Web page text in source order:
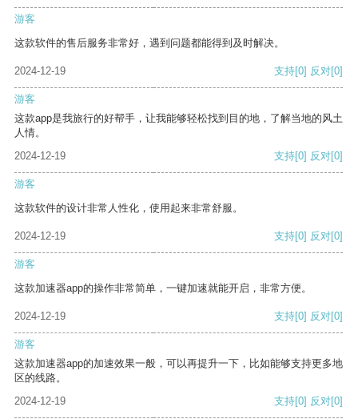
游客
这款软件的售后服务非常好，遇到问题都能得到及时解决。
2024-12-19 支持[0] 反对[0]
游客
这款app是我旅行的好帮手，让我能够轻松找到目的地，了解当地的风土
人情。
2024-12-19
支持[0] 反对[0]
游客
这款软件的设计非常人性化，使用起来非常舒服。
2024-12-19 支持[0] 反对[0]
游客
这款加速器app的操作非常简单，一键加速就能开启，非常方便。
2024-12-19 支持[0] 反对[0]
游客
这款加速器app的加速效果一般，可以再提升一下，比如能够支持更多地
区的线路。
2024-12-19
支持[0] 反对[0]